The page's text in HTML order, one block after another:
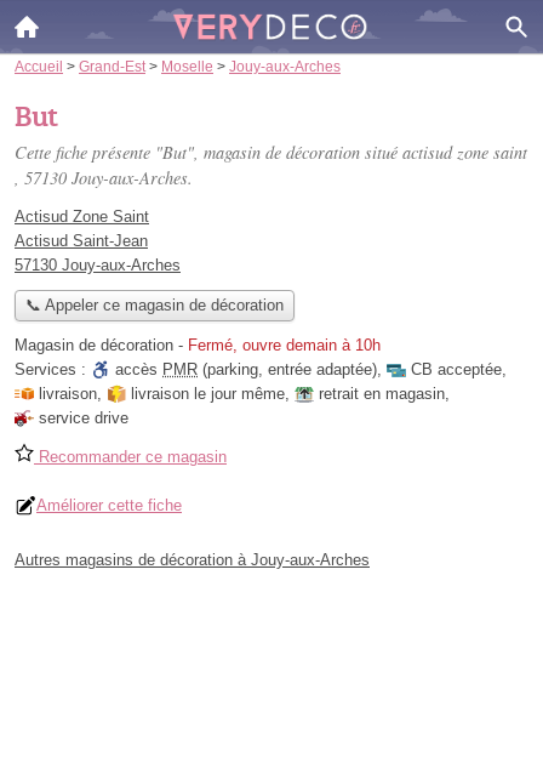
Accueil > Grand-Est > Moselle > Jouy-aux-Arches
But
Cette fiche présente "But", magasin de décoration situé actisud zone saint
, 57130 Jouy-aux-Arches.
Actisud Zone Saint
Actisud Saint-Jean
57130 Jouy-aux-Arches
📞 Appeler ce magasin de décoration
Magasin de décoration - Fermé, ouvre demain à 10h
Services :
accès PMR (parking, entrée adaptée), CB acceptée,
livraison, livraison le jour même, retrait en magasin,
service drive
Recommander ce magasin
Améliorer cette fiche
Autres magasins de décoration à Jouy-aux-Arches